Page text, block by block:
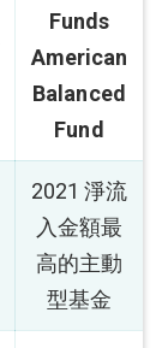
Funds
American
Balanced
Fund
2021 淨流
入金額最
高的主動
型基金